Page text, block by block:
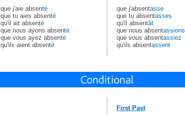
que j'aie absenté
que tu aies absenté
qu'il ait absenté
que nous ayons absenté
que vous ayez absenté
qu'ils aient absenté
que j'absentasse
que tu absentasses
qu'il absentât
que nous absentassions
que vous absentassiez
qu'ils absentassent
First Past